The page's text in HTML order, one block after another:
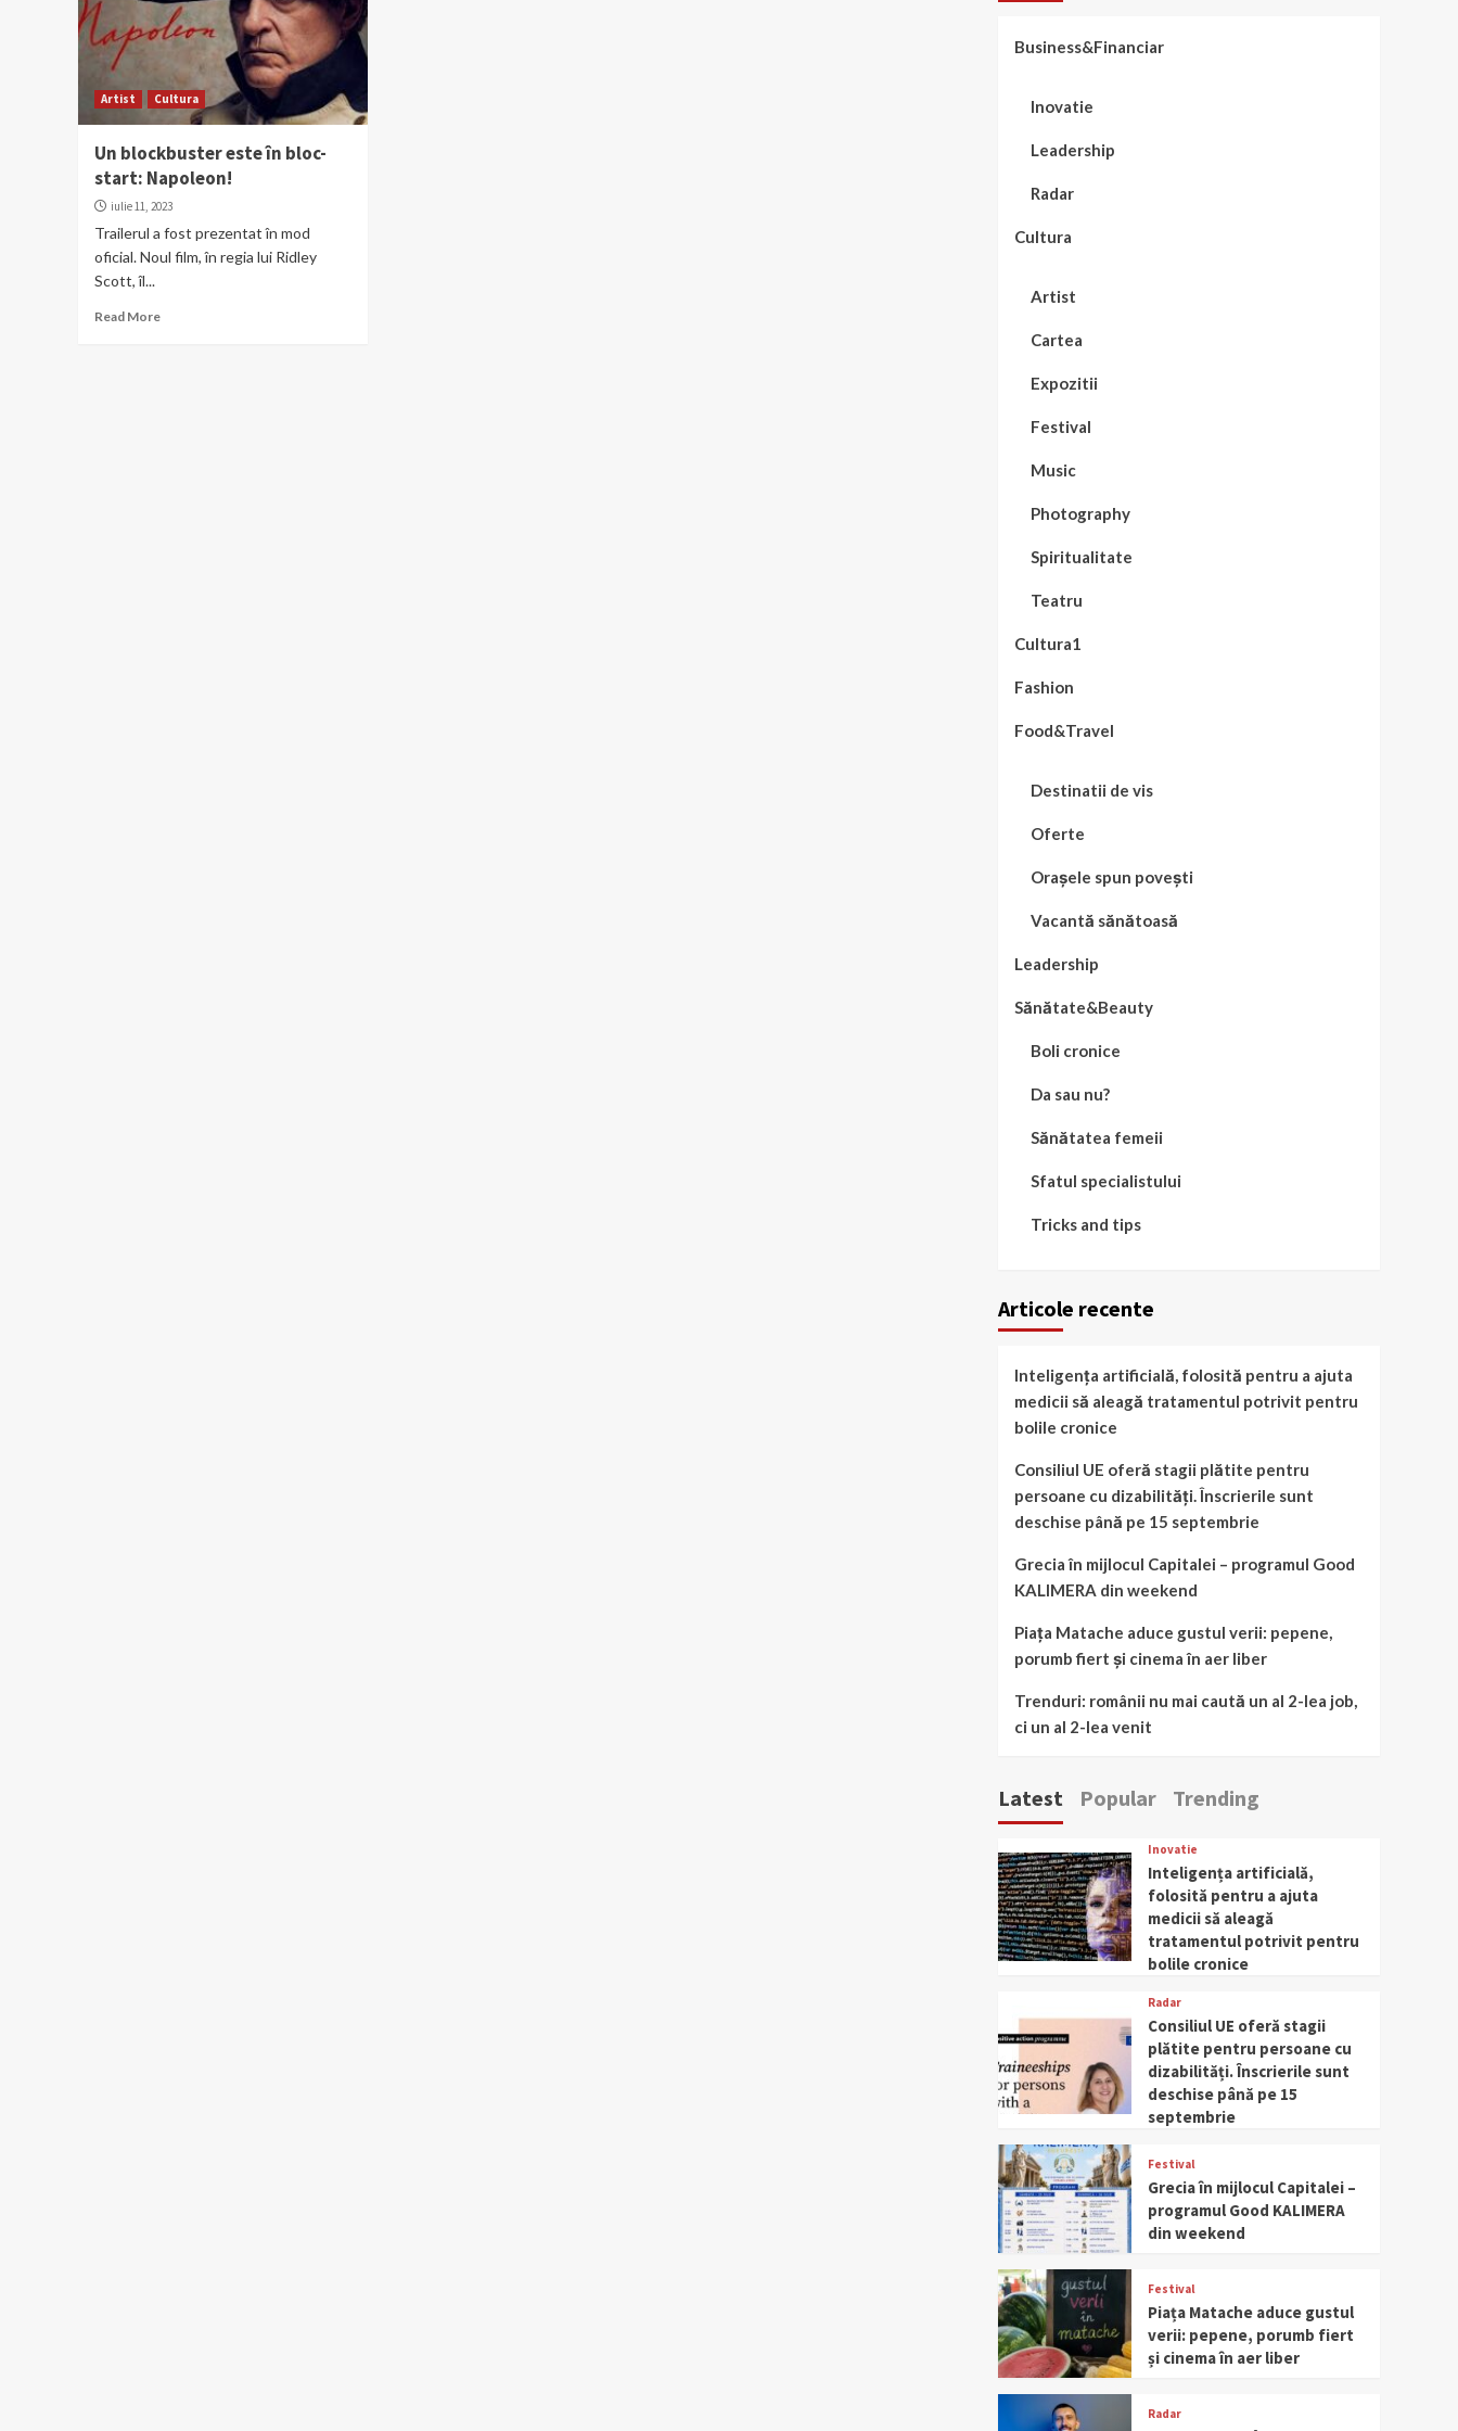
Artist Cultura
Un blockbuster este în bloc-
start: Napoleon!
iulie 11, 2023
Trailerul a fost prezentat în mod
oficial. Noul film, în regia lui Ridley
Scott, îl...
Read More
Business&Financiar
Inovatie
Leadership
Radar
Cultura
Artist
Cartea
Expozitii
Festival
Music
Photography
Spiritualitate
Teatru
Cultura1
Fashion
Food&Travel
Destinatii de vis
Oferte
Orașele spun povești
Vacantă sănătoasă
Leadership
Sănătate&Beauty
Boli cronice
Da sau nu?
Sănătatea femeii
Sfatul specialistului
Tricks and tips
Articole recente
Inteligența artificială, folosită pentru a ajuta
medicii să aleagă tratamentul potrivit pentru
bolile cronice
Consiliul UE oferă stagii plătite pentru
persoane cu dizabilități. Înscrierile sunt
deschise până pe 15 septembrie
Grecia în mijlocul Capitalei – programul Good
KALIMERA din weekend
Piața Matache aduce gustul verii: pepene,
porumb fiert și cinema în aer liber
Trenduri: românii nu mai caută un al 2-lea job,
ci un al 2-lea venit
Latest Popular Trending
Inovatie
Inteligența artificială,
folosită pentru a ajuta
medicii să aleagă
tratamentul potrivit pentru
bolile cronice
Radar
Consiliul UE oferă stagii
plătite pentru persoane cu
dizabilități. Înscrierile sunt
deschise până pe 15
septembrie
Festival
Grecia în mijlocul Capitalei –
programul Good KALIMERA
din weekend
Festival
Piața Matache aduce gustul
verii: pepene, porumb fiert
și cinema în aer liber
Radar